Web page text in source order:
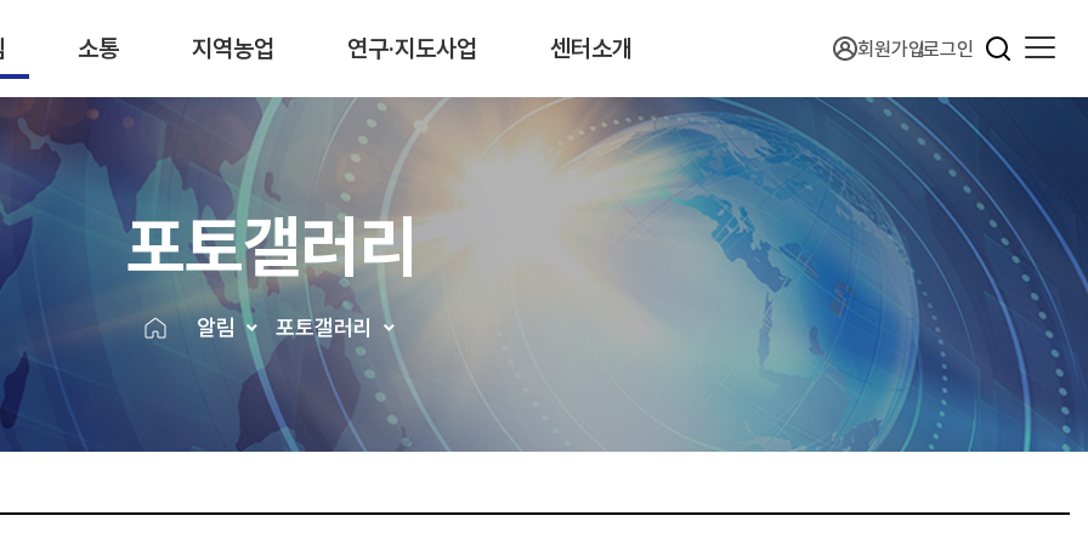
소통 지역농업 연구·지도사업 센터소개 회원가입로그인
포토갤러리
알림 포토갤러리